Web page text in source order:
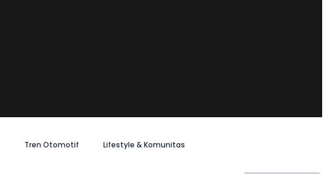
Tren Otomotif Lifestyle & Komunitas